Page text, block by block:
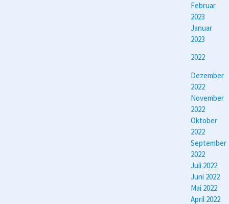
Februar
2023
Januar
2023
2022
Dezember
2022
November
2022
Oktober
2022
September
2022
Juli 2022
Juni 2022
Mai 2022
April 2022